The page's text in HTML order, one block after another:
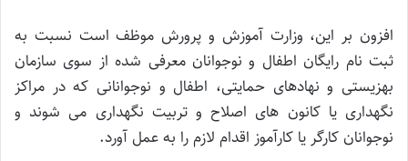
افزون بر این، وزارت آموزش و پرورش موظف است نسبت به
ثبت نام رایگان اطفال و نوجوانان معرفی شده از سوی سازمان
بهزیستی و نهادهای حمایتی، اطفال و نوجوانانی که در مراکز
نگهداری یا کانون های اصلاح و تربیت نگهداری می شوند و
نوجوانان کارگر یا کارآموز اقدام لازم را به عمل آورد.